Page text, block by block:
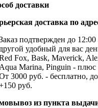
доставки
доставка по
подтвержден до
другой удобный для вас
Fox, Bask, Maverick,
Aqua Marina, Pinguin - плюс
3000 руб. - бесплатно,
руб.
из пункта